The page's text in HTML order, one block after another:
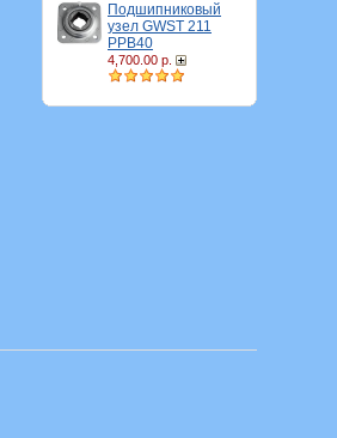
Подшипниковый
узел GWST 211
PPB40
4,700.00 р.